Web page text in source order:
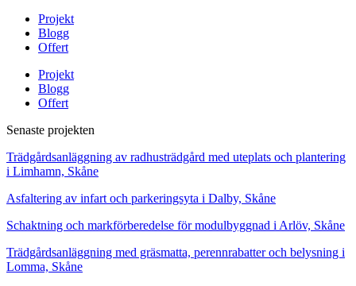
Projekt
Blogg
Offert
Projekt
Blogg
Offert
Senaste projekten
Trädgårdsanläggning av radhusträdgård med uteplats och plantering
i Limhamn, Skåne
Asfaltering av infart och parkeringsyta i Dalby, Skåne
Schaktning och markförberedelse för modulbyggnad i Arlöv, Skåne
Trädgårdsanläggning med gräsmatta, perennrabatter och belysning i
Lomma, Skåne